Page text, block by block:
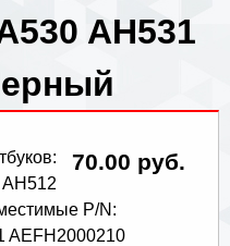
AH531
70.00 руб.
P/N:
AEFH2000210